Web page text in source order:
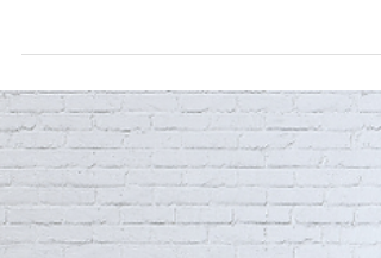
Tratamento de fístula
anal a laser: A ciência
explica os benefícios
Especialistas internacionais relatam os
benefícios do tratamento de fístula anal a
laser e suas indicações.